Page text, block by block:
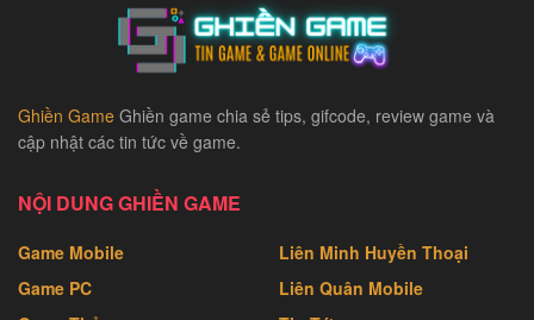
Ghiền Game Ghiền game chia sẻ tips, gifcode, review game và
cập nhật các tin tức về game.
NỘI DUNG GHIỀN GAME
Game Mobile
Game PC
Liên Minh Huyền Thoại
Liên Quân Mobile